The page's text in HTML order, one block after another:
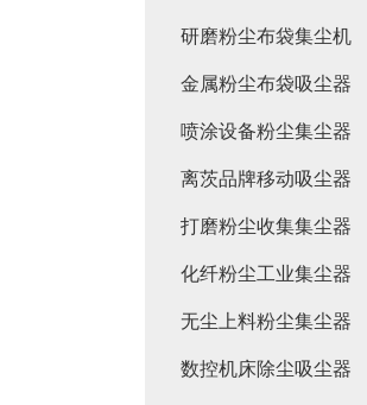
研磨粉尘布袋集尘机
金属粉尘布袋吸尘器
喷涂设备粉尘集尘器
离茨品牌移动吸尘器
打磨粉尘收集集尘器
化纤粉尘工业集尘器
无尘上料粉尘集尘器
数控机床除尘吸尘器